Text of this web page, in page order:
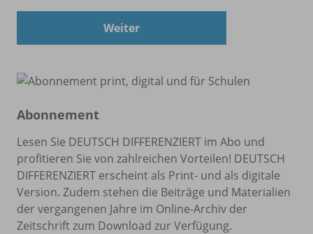
Weiter
Abonnement
Lesen Sie DEUTSCH DIFFERENZIERT im Abo und
profitieren Sie von zahlreichen Vorteilen! DEUTSCH
DIFFERENZIERT erscheint als Print- und als digitale
Version. Zudem stehen die Beiträge und Materialien
der vergangenen Jahre im Online-Archiv der
Zeitschrift zum Download zur Verfügung.